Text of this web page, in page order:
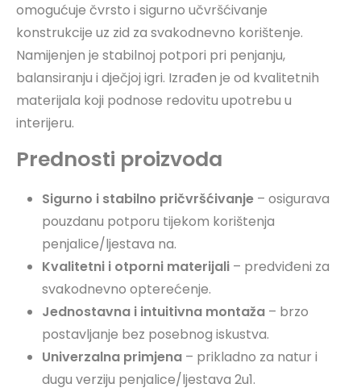
omogućuje čvrsto i sigurno učvršćivanje
konstrukcije uz zid za svakodnevno korištenje.
Namijenjen je stabilnoj potpori pri penjanju,
balansiranju i dječjoj igri. Izrađen je od kvalitetnih
materijala koji podnose redovitu upotrebu u
interijeru.
Prednosti proizvoda
Sigurno i stabilno pričvršćivanje – osigurava
pouzdanu potporu tijekom korištenja
penjalice/ljestava na.
Kvalitetni i otporni materijali – predviđeni za
svakodnevno opterećenje.
Jednostavna i intuitivna montaža – brzo
postavljanje bez posebnog iskustva.
Univerzalna primjena – prikladno za natur i
dugu verziju penjalice/ljestava 2u1.